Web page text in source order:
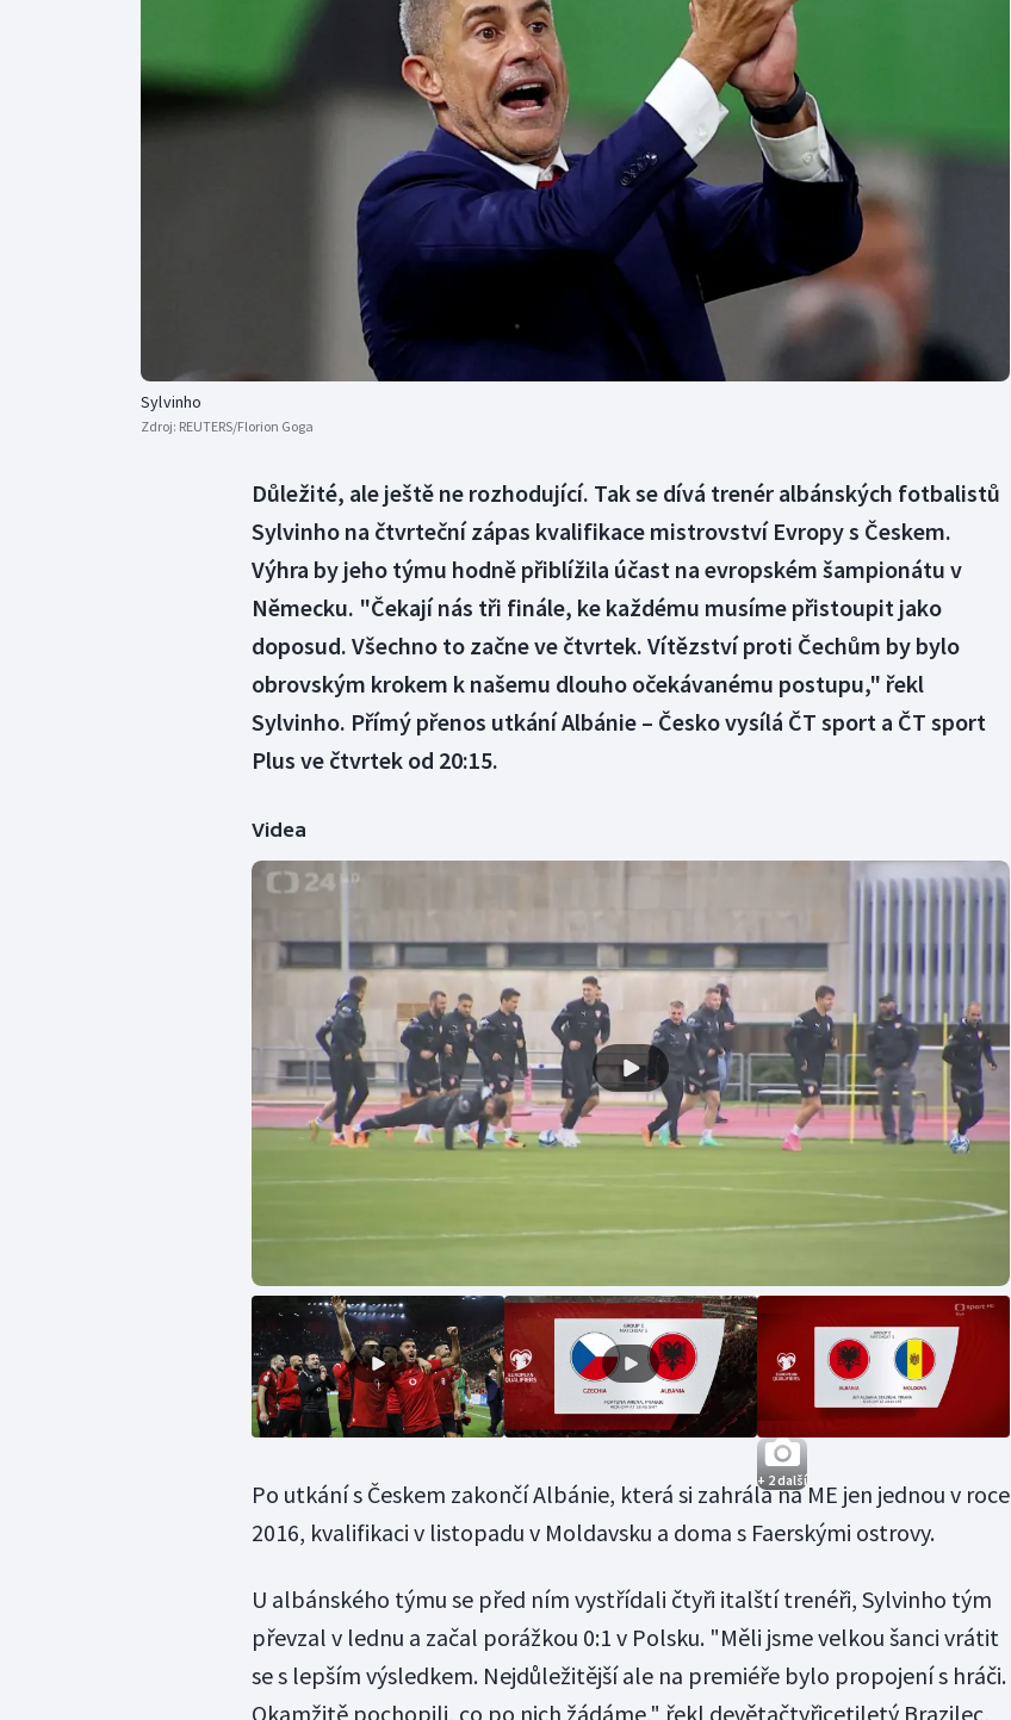
Curling
Dostihy
Florbal
Futsal
Moderní pětiboj
Motorsport
Olympijské hry
Parasport
Plavání
Plážový volejbal
Sylvinho
Zdroj: REUTERS/Florion Goga
Důležité, ale ještě ne rozhodující. Tak se dívá trenér albánských fotbalistů
Sylvinho na čtvrteční zápas kvalifikace mistrovství Evropy s Českem.
Výhra by jeho týmu hodně přiblížila účast na evropském šampionátu v
Německu. "Čekají nás tři finále, ke každému musíme přistoupit jako
doposud. Všechno to začne ve čtvrtek. Vítězství proti Čechům by bylo
obrovským krokem k našemu dlouho očekávanému postupu," řekl
Sylvinho. Přímý přenos utkání Albánie – Česko vysílá ČT sport a ČT sport
Plus ve čtvrtek od 20:15.
Videa
+ 2 další
Po utkání s Českem zakončí Albánie, která si zahrála na ME jen jednou v roce
2016, kvalifikaci v listopadu v Moldavsku a doma s Faerskými ostrovy.
U albánského týmu se před ním vystřídali čtyři italští trenéři, Sylvinho tým
převzal v lednu a začal porážkou 0:1 v Polsku. "Měli jsme velkou šanci vrátit
se s lepším výsledkem. Nejdůležitější ale na premiéře bylo propojení s hráči.
Okamžitě pochopili, co po nich žádáme," řekl devětačtyřicetiletý Brazilec,